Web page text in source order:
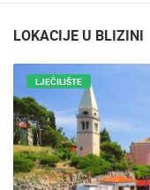
LOKACIJE U BLIZINI
LJEČILIŠTE